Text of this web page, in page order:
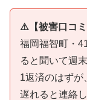
⚠️【被害口コミ
福岡福智町・
ると聞いて週
1返済のはずが
遅れると連絡